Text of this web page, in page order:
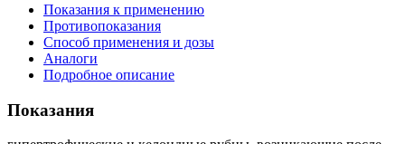
Показания к применению
Противопоказания
Способ применения и дозы
Аналоги
Подробное описание
Показания